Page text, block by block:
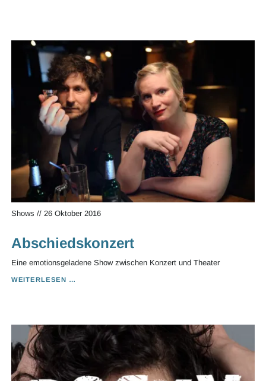
Shows // 26 Oktober 2016
Abschiedskonzert
Eine emotionsgeladene Show zwischen Konzert und Theater
WEITERLESEN …